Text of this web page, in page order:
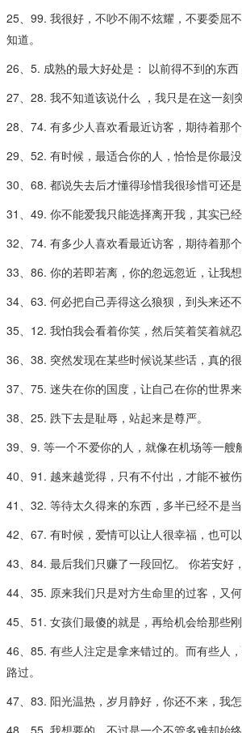
25、99. 我很好，不吵不闹不炫耀，不要委屈
知道。
26、5. 成熟的最大好处是： 以前得不到的东西
27、28. 我不知道该说什么 ，我只是在这一刻
28、74. 有多少人喜欢看最近访客，期待着那个
29、52. 有时候，最适合你的人，恰恰是你最没
30、68. 都说失去后才懂得珍惜我很珍惜可还是
31、49. 你不能爱我只能选择离开我，其实已经
32、74. 有多少人喜欢看最近访客，期待着那个
33、86. 你的若即若离，你的忽远忽近，让我想
34、63. 何必把自己弄得这么狼狈，到头来还
35、12. 我怕我会看着你笑，然后笑着笑着就忍
36、38. 突然发现在某些时候说某些话，真的很
37、75. 迷失在你的国度，让自己在你的世界来
38、25. 跌下去是耻辱，站起来是尊严。
39、9. 等一个不爱你的人，就像在机场等一艘
40、91. 越来越觉得，只有不付出，才能不被
41、32. 等待太久得来的东西，多半已经不是
42、67. 有时候，爱情可以让人很幸福，也可以
43、84. 最后我们只赚了一段回忆。 你若安好
44、35. 原来我们只是对方生命里的过客，又何
45、51. 女孩们最傻的就是，再给机会给那些刚
46、85. 有些人注定是拿来错过的。而有些人
路过。
47、83. 阳光温热，岁月静好，你还不来，我怎
48、55. 我想要的，不过是一个不管多难却始终